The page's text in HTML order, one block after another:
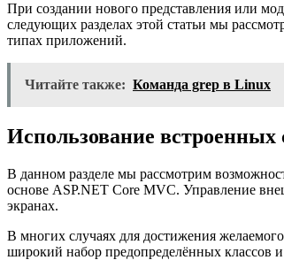
При создании нового представления или
следующих разделах этой статьи мы
типах приложений.
Читайте также: Команда grep в Linux
Использование встроенных
В данном разделе мы рассмотрим
основе ASP.NET Core MVC. Управление
экранах.
В многих случаях для достижения
широкий набор предопределённых классов